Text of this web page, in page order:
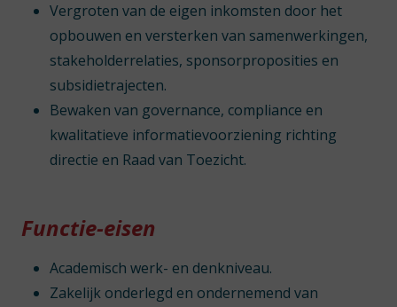
Vergroten van de eigen inkomsten door het
opbouwen en versterken van samenwerkingen,
stakeholderrelaties, sponsorproposities en
subsidietrajecten.
Bewaken van governance, compliance en
kwalitatieve informatievoorziening richting
directie en Raad van Toezicht.
Functie-eisen
Academisch werk- en denkniveau.
Zakelijk onderlegd en ondernemend van